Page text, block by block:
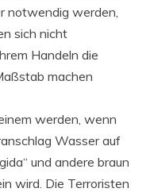
notwendig werden,
sich nicht
Handeln die
machen
werden, wenn
Wasser auf
und andere braun
wird. Die Terroristen